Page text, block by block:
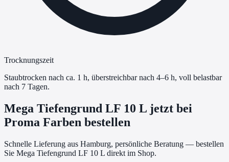
Trocknungszeit
Staubtrocken nach ca. 1 h, überstreichbar nach 4–6 h, voll belastbar
nach 7 Tagen.
Mega Tiefengrund LF 10 L jetzt bei
Proma Farben bestellen
Schnelle Lieferung aus Hamburg, persönliche Beratung — bestellen
Sie Mega Tiefengrund LF 10 L direkt im Shop.